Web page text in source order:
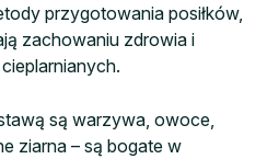
przygotowania posiłków,
zachowaniu zdrowia i
są warzywa, owoce,
ziarna – są bogate w